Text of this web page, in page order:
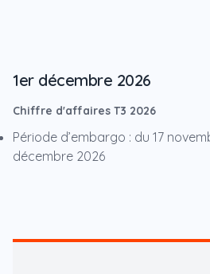
1er décembre 2026
Chiffre d'affaires T3 2026
Période d’embargo : du 17
décembre 2026